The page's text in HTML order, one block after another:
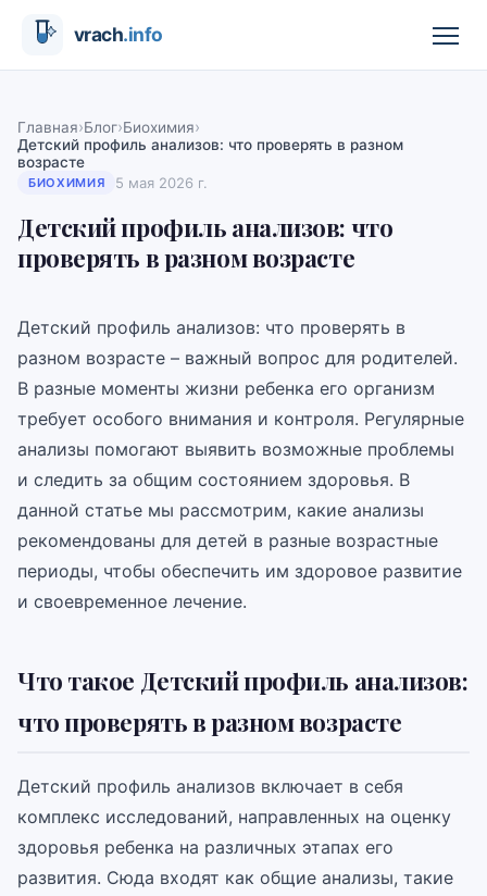
Главная›Блог›Биохимия›
Детский профиль анализов: что проверять в разном
возрасте
БИОХИМИЯ 5 мая 2026 г.
Детский профиль анализов: что
проверять в разном возрасте
Детский профиль анализов: что проверять в
разном возрасте – важный вопрос для родителей.
В разные моменты жизни ребенка его организм
требует особого внимания и контроля. Регулярные
анализы помогают выявить возможные проблемы
и следить за общим состоянием здоровья. В
данной статье мы рассмотрим, какие анализы
рекомендованы для детей в разные возрастные
периоды, чтобы обеспечить им здоровое развитие
и своевременное лечение.
Что такое Детский профиль анализов:
что проверять в разном возрасте
Детский профиль анализов включает в себя
комплекс исследований, направленных на оценку
здоровья ребенка на различных этапах его
развития. Сюда входят как общие анализы, такие